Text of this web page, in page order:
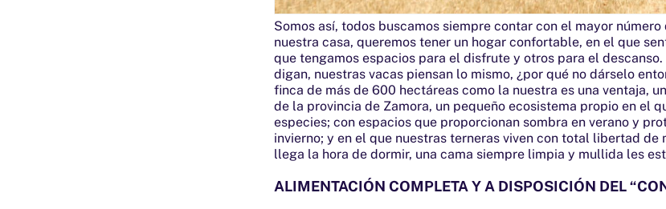
Somos así, todos buscamos siempre contar con el mayor
nuestra casa, queremos tener un hogar confortable, en el que
que tengamos espacios para el disfrute y otros para el descanso.
digan, nuestras vacas piensan lo mismo, ¿por qué no dárselo
finca de más de 600 hectáreas como la nuestra es una ventaja,
de la provincia de Zamora, un pequeño ecosistema propio en el
especies; con espacios que proporcionan sombra en verano y
invierno; y en el que nuestras terneras viven con total libertad de
llega la hora de dormir, una cama siempre limpia y mullida les
ALIMENTACIÓN COMPLETA Y A DISPOSICIÓN DEL
Email
Cumpleaños
He leído y acepto lapolítica de privacidad
ENVIAR